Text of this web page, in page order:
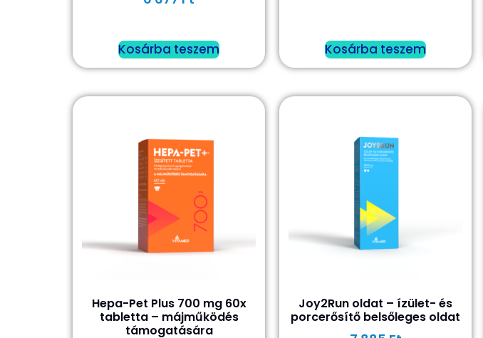
Kosárba teszem Kosárba teszem
Hepa-Pet Plus 700 mg 60x
tabletta – májműködés
támogatására
Joy2Run oldat – ízület- és
porcerősítő belsőleges oldat